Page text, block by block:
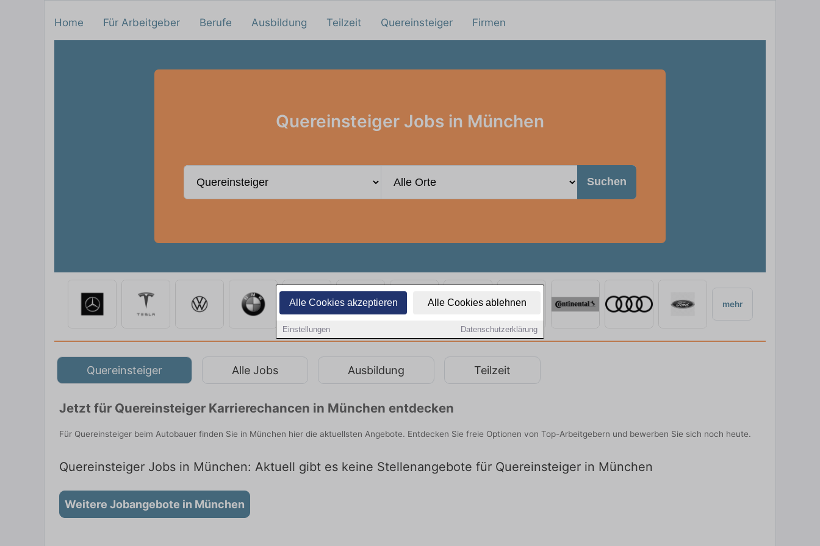
Alle Cookies akzeptieren Alle Cookies ablehnen
Einstellungen Datenschutzerklärung
Home Für Arbeitgeber Berufe Ausbildung Teilzeit Quereinsteiger Firmen
Quereinsteiger Jobs in München
Suchen
mehr
Quereinsteiger Alle Jobs Ausbildung Teilzeit
Jetzt für Quereinsteiger Karrierechancen in München entdecken
Für Quereinsteiger beim Autobauer finden Sie in München hier die aktuellsten Angebote. Entdecken Sie freie Optionen von Top-Arbeitgebern und bewerben Sie sich noch heute.
Quereinsteiger Jobs in München: Aktuell gibt es keine Stellenangebote für Quereinsteiger in München
Weitere Jobangebote in München